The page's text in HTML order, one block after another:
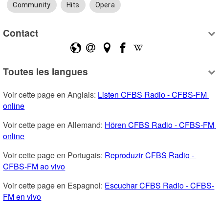
Community Hits Opera
Contact
Toutes les langues
Voir cette page en Anglais: Listen CFBS Radio - CFBS-FM
online
Voir cette page en Allemand: Hören CFBS Radio - CFBS-FM
online
Voir cette page en Portugais: Reproduzir CFBS Radio -
CFBS-FM ao vivo
Voir cette page en Espagnol: Escuchar CFBS Radio - CFBS-
FM en vivo